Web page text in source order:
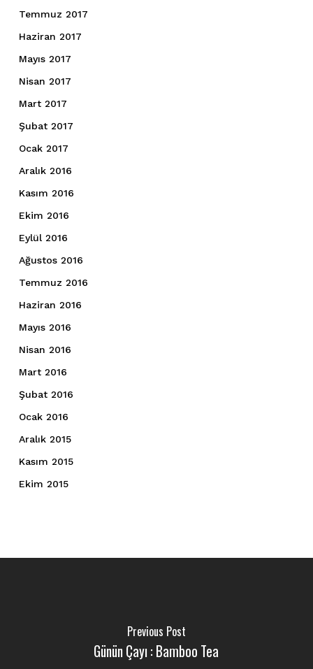
Temmuz 2017
Haziran 2017
Mayıs 2017
Nisan 2017
Mart 2017
Şubat 2017
Ocak 2017
Aralık 2016
Kasım 2016
Ekim 2016
Eylül 2016
Ağustos 2016
Temmuz 2016
Haziran 2016
Mayıs 2016
Nisan 2016
Mart 2016
Şubat 2016
Ocak 2016
Aralık 2015
Kasım 2015
Ekim 2015
Previous Post
Günün Çayı : Bamboo Tea